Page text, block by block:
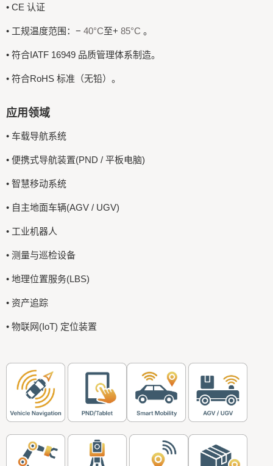
• CE 认证
• 工规温度范围：− 40°C至+ 85°C 。
• 符合IATF 16949 品质管理体系制造。
• 符合RoHS 标准（无铅）。
应用领域
• 车载导航系统
• 便携式导航装置(PND / 平板电脑)
• 智慧移动系统
• 自主地面车辆(AGV / UGV)
• 工业机器人
• 测量与巡检设备
• 地理位置服务(LBS)
• 资产追踪
• 物联网(IoT) 定位装置